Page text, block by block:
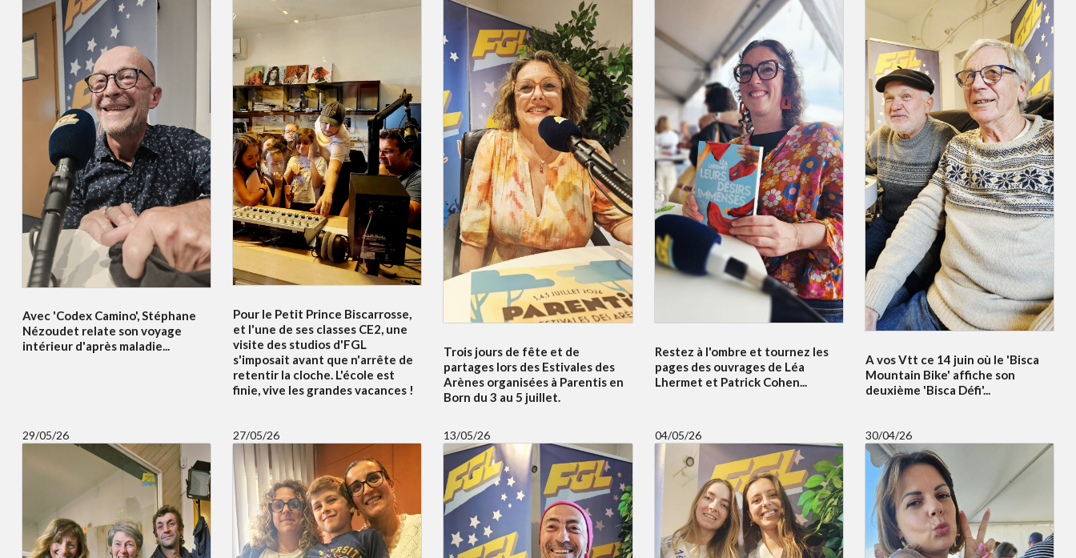
Avec 'Codex Camino', Stéphane
Nézoudet relate son voyage
intérieur d'après maladie...
Pour le Petit Prince Biscarrosse,
et l'une de ses classes CE2, une
visite des studios d'FGL
s'imposait avant que n'arrête de
retentir la cloche. L'école est
finie, vive les grandes vacances !
Trois jours de fête et de
partages lors des Estivales des
Arènes organisées à Parentis en
Born du 3 au 5 juillet.
Restez à l'ombre et tournez les
pages des ouvrages de Léa
Lhermet et Patrick Cohen...
A vos Vtt ce 14 juin où le 'Bisca
Mountain Bike' affiche son
deuxième 'Bisca Défi'...
29/05/26 27/05/26 13/05/26 04/05/26 30/04/26